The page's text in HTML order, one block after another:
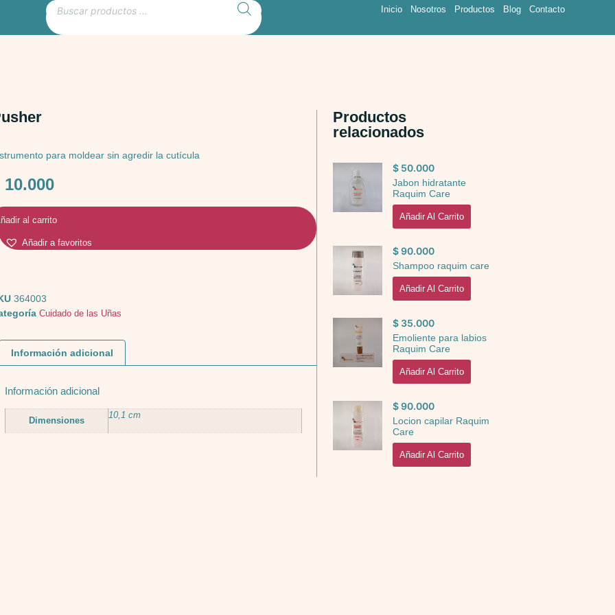
Inicio Nosotros Productos Blog Contacto
para moldear sin agredir la cutícula
10.000
al carrito
Añadir a favoritos
364003
Cuidado de las Uñas
Información adicional
Información adicional
Dimensiones
10,1 cm
Productos
relacionados
$50.000
Jabon hidratante
Raquim Care
Añadir Al Carrito
$90.000
Shampoo raquim care
Añadir Al Carrito
$35.000
Emoliente para labios
Raquim Care
Añadir Al Carrito
$90.000
Locion capilar Raquim
Care
Añadir Al Carrito